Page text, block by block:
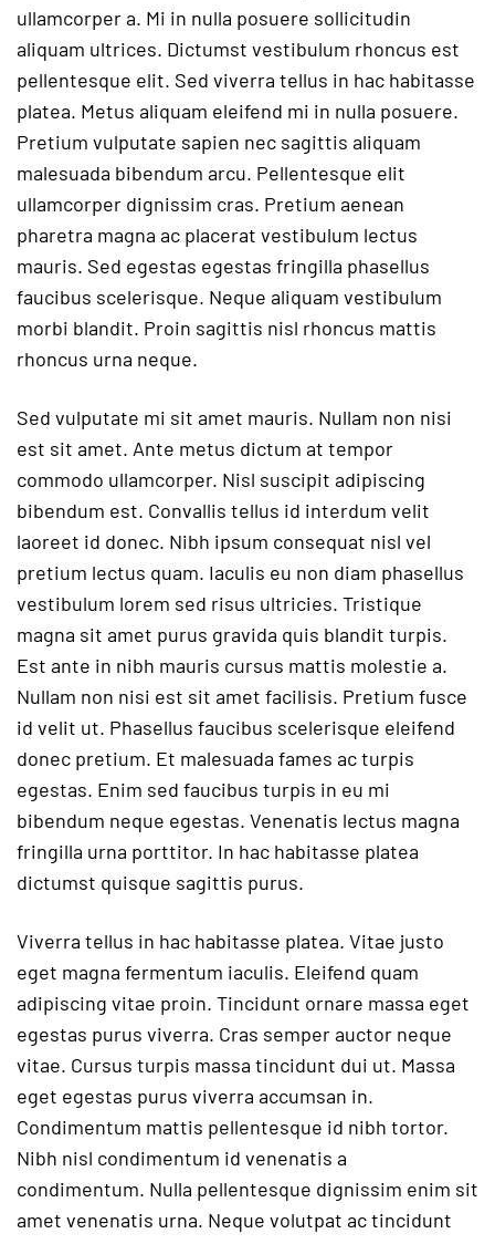
ullamcorper a. Mi in nulla posuere sollicitudin
aliquam ultrices. Dictumst vestibulum rhoncus est
pellentesque elit. Sed viverra tellus in hac habitasse
platea. Metus aliquam eleifend mi in nulla posuere.
Pretium vulputate sapien nec sagittis aliquam
malesuada bibendum arcu. Pellentesque elit
ullamcorper dignissim cras. Pretium aenean
pharetra magna ac placerat vestibulum lectus
mauris. Sed egestas egestas fringilla phasellus
faucibus scelerisque. Neque aliquam vestibulum
morbi blandit. Proin sagittis nisl rhoncus mattis
rhoncus urna neque.
Sed vulputate mi sit amet mauris. Nullam non nisi
est sit amet. Ante metus dictum at tempor
commodo ullamcorper. Nisl suscipit adipiscing
bibendum est. Convallis tellus id interdum velit
laoreet id donec. Nibh ipsum consequat nisl vel
pretium lectus quam. Iaculis eu non diam phasellus
vestibulum lorem sed risus ultricies. Tristique
magna sit amet purus gravida quis blandit turpis.
Est ante in nibh mauris cursus mattis molestie a.
Nullam non nisi est sit amet facilisis. Pretium fusce
id velit ut. Phasellus faucibus scelerisque eleifend
donec pretium. Et malesuada fames ac turpis
egestas. Enim sed faucibus turpis in eu mi
bibendum neque egestas. Venenatis lectus magna
fringilla urna porttitor. In hac habitasse platea
dictumst quisque sagittis purus.
Viverra tellus in hac habitasse platea. Vitae justo
eget magna fermentum iaculis. Eleifend quam
adipiscing vitae proin. Tincidunt ornare massa eget
egestas purus viverra. Cras semper auctor neque
vitae. Cursus turpis massa tincidunt dui ut. Massa
eget egestas purus viverra accumsan in.
Condimentum mattis pellentesque id nibh tortor.
Nibh nisl condimentum id venenatis a
condimentum. Nulla pellentesque dignissim enim sit
amet venenatis urna. Neque volutpat ac tincidunt